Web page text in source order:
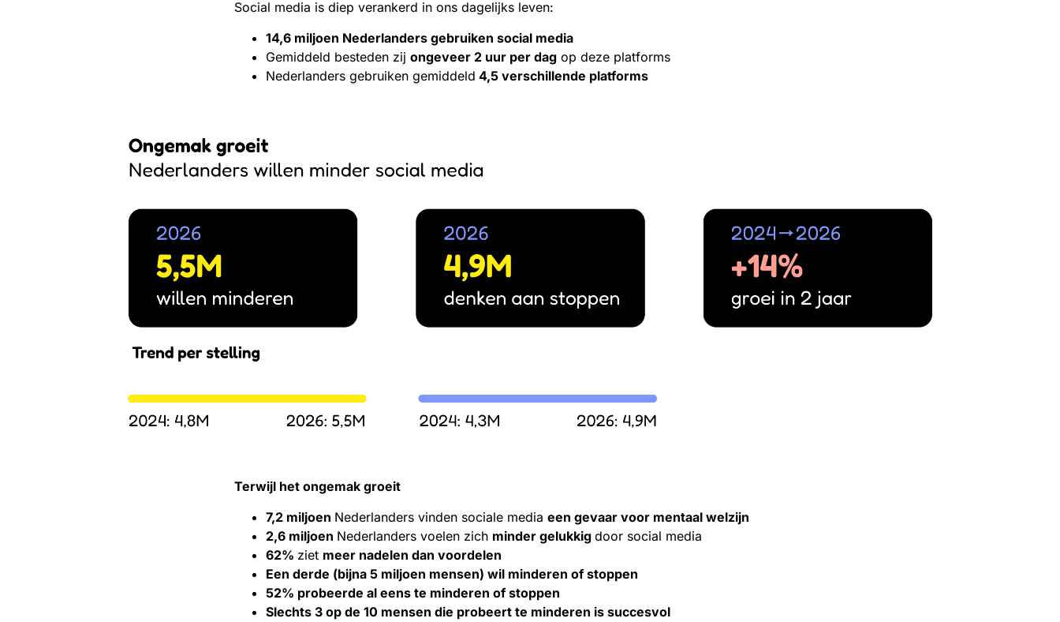
Social media is diep verankerd in ons dagelijks leven:
14,6 miljoen Nederlanders gebruiken social media
Gemiddeld besteden zij ongeveer 2 uur per dag op deze platforms
Nederlanders gebruiken gemiddeld 4,5 verschillende platforms
Terwijl het ongemak groeit
7,2 miljoen Nederlanders vinden sociale media een gevaar voor mentaal welzijn
2,6 miljoen Nederlanders voelen zich minder gelukkig door social media
62% ziet meer nadelen dan voordelen
Een derde (bijna 5 miljoen mensen) wil minderen of stoppen
52% probeerde al eens te minderen of stoppen
Slechts 3 op de 10 mensen die probeert te minderen is succesvol